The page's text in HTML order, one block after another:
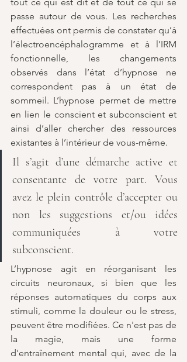
tout ce qui est dit et de tout ce qui se
passe autour de vous. Les recherches
effectuées ont permis de constater qu’à
l’électroencéphalogramme et à l’IRM
fonctionnelle, les changements
observés dans l’état d’hypnose ne
correspondent pas à un état de
sommeil. L’hypnose permet de mettre
en lien le conscient et subconscient et
ainsi d’aller chercher des ressources
existantes à l’intérieur de vous-même.
Il s’agit d’une démarche active et
consentante de votre part. Vous
avez le plein contrôle d’accepter ou
non les suggestions et/ou idées
communiquées à votre
subconscient.
L’hypnose agit en réorganisant les
circuits neuronaux, si bien que les
réponses automatiques du corps aux
stimuli, comme la douleur ou le stress,
peuvent être modifiées. Ce n'est pas de
la magie, mais une forme
d'entraînement mental qui, avec de la